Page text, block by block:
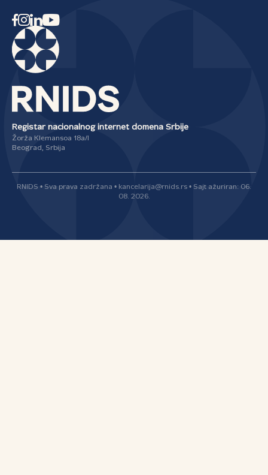
Registar nacionalnog internet domena Srbije
Žorža Klemansoa 18a/I
Beograd, Srbija
RNIDS • Sva prava zadržana • kancelarija@rnids.rs • Sajt ažuriran: 06.
08. 2026.